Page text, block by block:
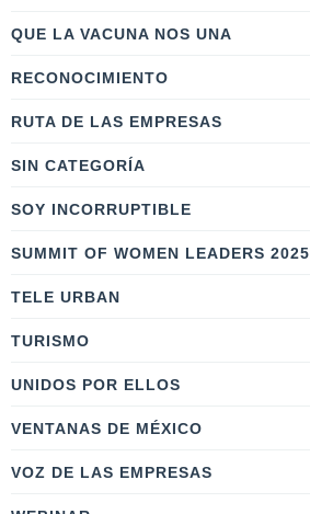
QUE LA VACUNA NOS UNA
RECONOCIMIENTO
RUTA DE LAS EMPRESAS
SIN CATEGORÍA
SOY INCORRUPTIBLE
SUMMIT OF WOMEN LEADERS 2025
TELE URBAN
TURISMO
UNIDOS POR ELLOS
VENTANAS DE MÉXICO
VOZ DE LAS EMPRESAS